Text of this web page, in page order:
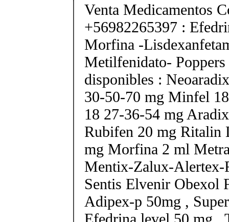
Venta Medicamentos
+56982265397 :
Morfina -
Metilfenidato-
disponibles :
30-50-70 mg Minfel
18 27-36-54 mg
Rubifen 20 mg Ritalin
mg Morfina 2 ml
Mentix-Zalux-Alertex-
Sentis Elvenir Obexol
Adipex-p 50mg ,
Efedrina level 50 mg ,